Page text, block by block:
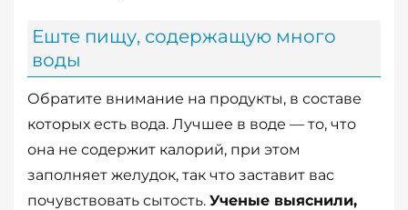
Еште пищу, содержащую много
воды
Обратите внимание на продукты, в составе
которых есть вода. Лучшее в воде — то, что
она не содержит калорий, при этом
заполняет желудок, так что заставит вас
почувствовать сытость. Ученые выяснили,